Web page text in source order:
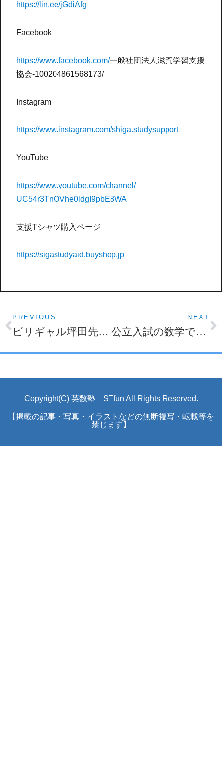
https://lin.ee/jGdiAfg
Facebook
https://www.facebook.com/一般社団法人滋賀学習支援
協会-100204861568173/
Instagram
https://www.instagram.com/shiga.studysupport
YouTube
https://www.youtube.com/channel/
UC54r3TnOVhe0ldgI9pbE8WA
支援Tシャツ購入ページ
https://sigastudyaid.buyshop.jp
PREVIOUS
ビリギャル坪田先生講演会まとめ 素直って何？編
NEXT
公立入試の数学で一定以上得点をとるための考え方
Copyright(C) 英数塾 STfun All Rights Reserved.
【掲載の記事・写真・イラストなどの無断複写・転載等を
禁じます】